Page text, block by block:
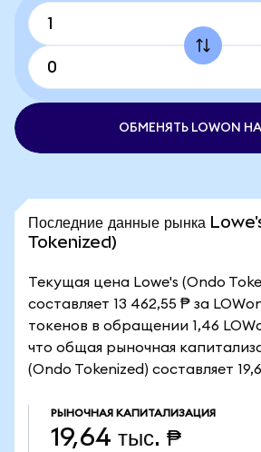
ОБМЕНЯТЬ LOWON НА
Последние данные рынка
Tokenized)
Текущая цена Lowe's (Ondo
составляет 13 462,55 ₱ за
токенов в обращении 1,46
что общая рыночная
(Ondo Tokenized) составляет
РЫНОЧНАЯ КАПИТАЛИЗАЦИЯ
19,64 тыс. ₱